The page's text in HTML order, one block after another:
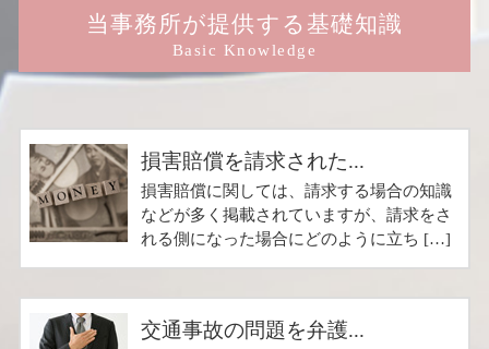
当事務所が提供する基礎知識
Basic Knowledge
損害賠償を請求された...
損害賠償に関しては、請求する場合の知識
などが多く掲載されていますが、請求をさ
れる側になった場合にどのように立ち […]
交通事故の問題を弁護...